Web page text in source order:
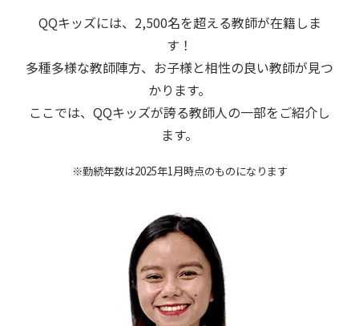
QQキッズには、2,500名を超える教師が在籍しま
す！
多種多様な教師陣方、お子様と相性の良い教師が見つ
かります。
ここでは、QQキッズが誇る教師人の一部をご紹介し
ます。
※勤続年数は2025年1月時点のものになります